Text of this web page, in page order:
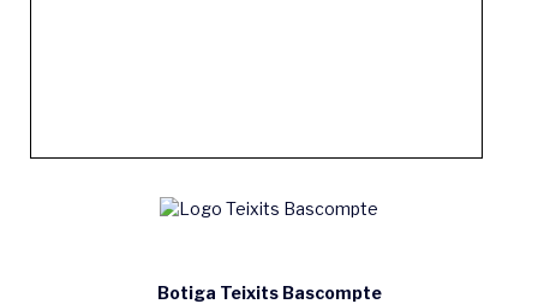
Botiga Teixits Bascompte